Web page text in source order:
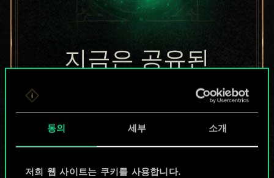
동의 세부 소개
저희 웹 사이트는 쿠키를 사용합니다.
지금은 공유된
카드들에 지나지
않지만
무궁무진한
가능성을 가지고